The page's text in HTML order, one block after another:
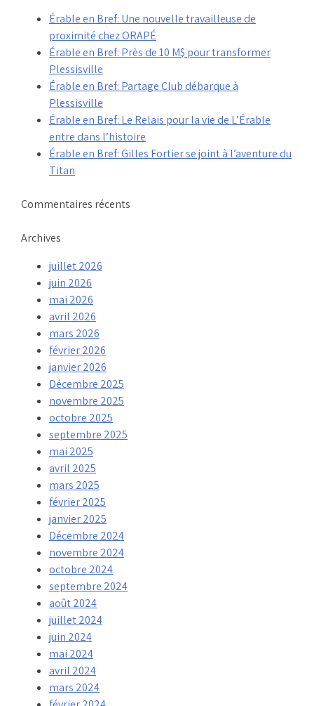
Érable en Bref: Une nouvelle travailleuse de
proximité chez ORAPÉ
Érable en Bref: Près de 10 M$ pour transformer
Plessisville
Érable en Bref: Partage Club débarque à
Plessisville
Érable en Bref: Le Relais pour la vie de L’Érable
entre dans l’histoire
Érable en Bref: Gilles Fortier se joint à l’aventure du
Titan
Commentaires récents
Archives
juillet 2026
juin 2026
mai 2026
avril 2026
mars 2026
février 2026
janvier 2026
Décembre 2025
novembre 2025
octobre 2025
septembre 2025
mai 2025
avril 2025
mars 2025
février 2025
janvier 2025
Décembre 2024
novembre 2024
octobre 2024
septembre 2024
août 2024
juillet 2024
juin 2024
mai 2024
avril 2024
mars 2024